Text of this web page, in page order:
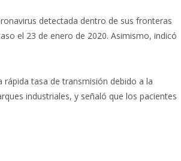
detectada dentro de sus fronteras
el 23 de enero de 2020. Asimismo, indicó
tasa de transmisión debido a la
industriales, y señaló que los pacientes